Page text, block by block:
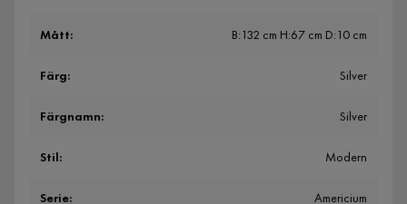
Mått: B:132 cm H:67 cm D:10 cm
Färg: Silver
Färgnamn: Silver
Stil: Modern
Serie: Americium